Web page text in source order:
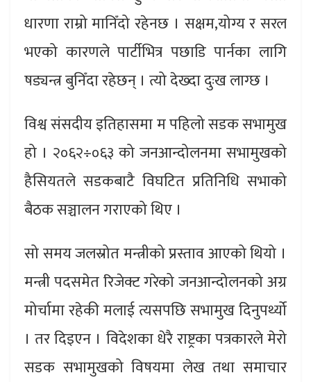
धारणा राम्रो मानिँदो रहेनछ । सक्षम,योग्य र सरल
भएको कारणले पार्टीभित्र पछाडि पार्नका लागि
षड्यन्त्र बुनिँदा रहेछन् । त्यो देख्दा दुःख लाग्छ ।
विश्व संसदीय इतिहासमा म पहिलो सडक सभामुख
हो । २०६२÷०६३ को जनआन्दोलनमा सभामुखको
हैसियतले सडकबाटै विघटित प्रतिनिधि सभाको
बैठक सञ्चालन गराएको थिए ।
सो समय जलस्रोत मन्त्रीको प्रस्ताव आएको थियो ।
मन्त्री पदसमेत रिजेक्ट गरेको जनआन्दोलनको अग्र
मोर्चामा रहेकी मलाई त्यसपछि सभामुख दिनुपर्थ्यो
। तर दिइएन । विदेशका धेरै राष्ट्रका पत्रकारले मेरो
सडक सभामुखको विषयमा लेख तथा समाचार